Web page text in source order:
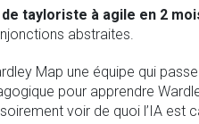
tayloriste à agile en 2
abstraites.
Map une équipe qui
pour apprendre
voir de quoi l’IA est